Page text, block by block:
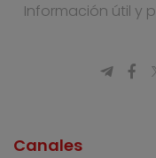
Información útil y
Canales